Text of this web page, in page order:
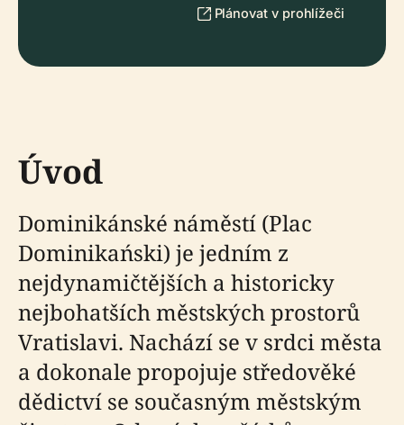
Plánovat v prohlížeči
Úvod
Dominikánské náměstí (Plac
Dominikański) je jedním z
nejdynamičtějších a historicky
nejbohatších městských prostorů
Vratislavi. Nachází se v srdci města
a dokonale propojuje středověké
dědictví se současným městským